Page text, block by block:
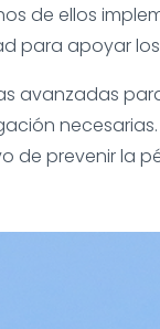
de ellos
para apoyar
avanzadas
de prevenir la